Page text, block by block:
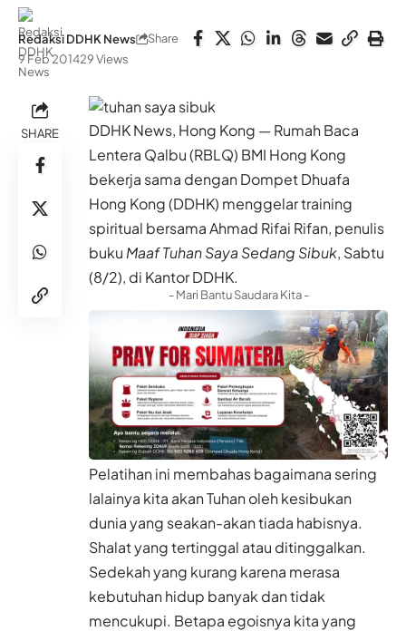
Redaksi DDHK News
9 Feb 201429 Views
Share
SHARE
DDHK News, Hong Kong — Rumah Baca
Lentera Qalbu (RBLQ) BMI Hong Kong
bekerja sama dengan Dompet Dhuafa
Hong Kong (DDHK) menggelar training
spiritual bersama Ahmad Rifai Rifan, penulis
buku Maaf Tuhan Saya Sedang Sibuk, Sabtu
(8/2), di Kantor DDHK.
- Mari Bantu Saudara Kita -
Pelatihan ini membahas bagaimana sering
lalainya kita akan Tuhan oleh kesibukan
dunia yang seakan-akan tiada habisnya.
Shalat yang tertinggal atau ditinggalkan.
Sedekah yang kurang karena merasa
kebutuhan hidup banyak dan tidak
mencukupi. Betapa egoisnya kita yang